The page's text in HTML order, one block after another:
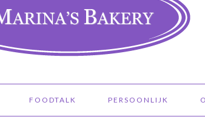
FOODTALK PERSOONLIJK